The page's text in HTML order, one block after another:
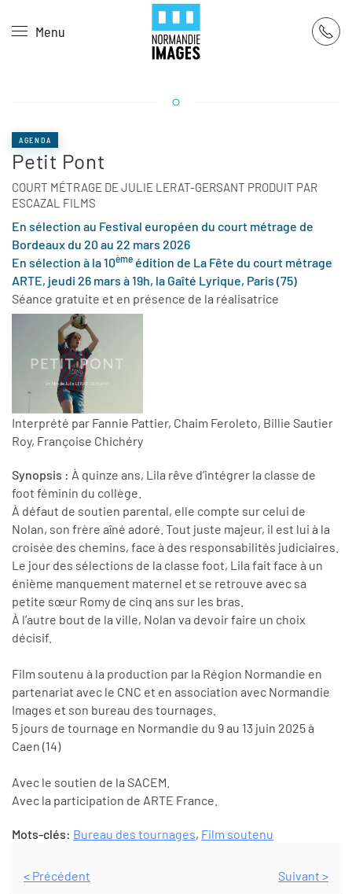
Skip to main content
Menu
AGENDA
Petit Pont
COURT MÉTRAGE DE JULIE LERAT-GERSANT PRODUIT PAR
ESCAZAL FILMS
En sélection au Festival européen du court métrage de
Bordeaux du 20 au 22 mars 2026
En sélection à la 10ème édition de La Fête du court métrage
ARTE, jeudi 26 mars à 19h, la Gaîté Lyrique, Paris (75)
Séance gratuite et en présence de la réalisatrice
Interprété par Fannie Pattier, Chaim Feroleto, Billie Sautier
Roy, Françoise Chichéry
Synopsis : À quinze ans, Lila rêve d’intégrer la classe de
foot féminin du collège.
À défaut de soutien parental, elle compte sur celui de
Nolan, son frère aîné adoré. Tout juste majeur, il est lui à la
croisée des chemins, face à des responsabilités judiciaires.
Le jour des sélections de la classe foot, Lila fait face à un
énième manquement maternel et se retrouve avec sa
petite sœur Romy de cinq ans sur les bras.
À l’autre bout de la ville, Nolan va devoir faire un choix
décisif.
Film soutenu à la production par la Région Normandie en
partenariat avec le CNC et en association avec Normandie
Images et son bureau des tournages.
5 jours de tournage en Normandie du 9 au 13 juin 2025 à
Caen (14)
Avec le soutien de la SACEM.
Avec la participation de ARTE France.
Mots-clés: Bureau des tournages, Film soutenu
< Précédent Suivant >
Panneau de gestion des cookies